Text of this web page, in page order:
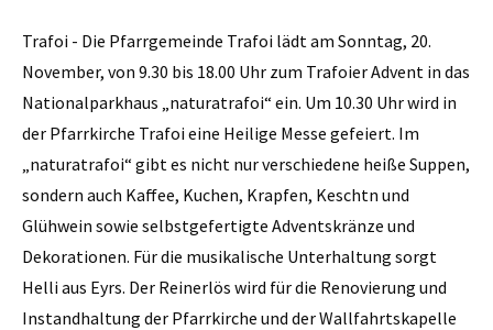
Trafoi - Die Pfarrgemeinde Trafoi lädt am Sonntag, 20.
November, von 9.30 bis 18.00 Uhr zum Trafoier Advent in das
Nationalparkhaus „naturatrafoi“ ein. Um 10.30 Uhr wird in
der Pfarrkirche Trafoi eine Heilige Messe gefeiert. Im
„naturatrafoi“ gibt es nicht nur verschiedene heiße Suppen,
sondern auch Kaffee, Kuchen, Krapfen, Keschtn und
Glühwein sowie selbstgefertigte Adventskränze und
Dekorationen. Für die musikalische Unterhaltung sorgt
Helli aus Eyrs. Der Reinerlös wird für die Renovierung und
Instandhaltung der Pfarrkirche und der Wallfahrtskapelle